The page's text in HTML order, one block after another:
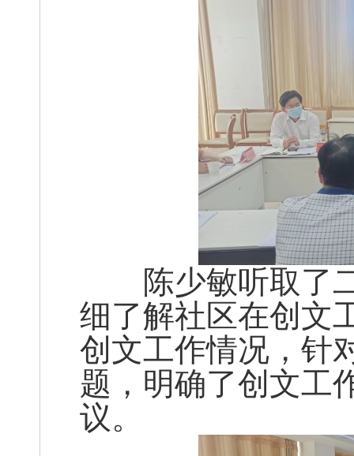
陈少敏听取了二
细了解社区在创文
创文工作情况，针
题，明确了创文工
议。